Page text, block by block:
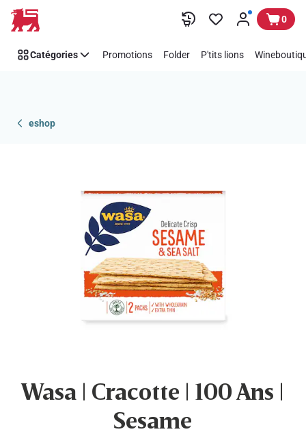
Passer 0
Catégories Promotions Folder P'tits lions
eshop
Wasa | Cracotte | 100 Ans |
Sesame